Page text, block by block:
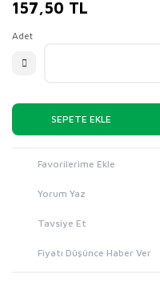
157,50 TL
Adet
SEPETE EKLE
Yorum Yaz
Tavsiye Et
Fiyatı Düşünce Haber Ver